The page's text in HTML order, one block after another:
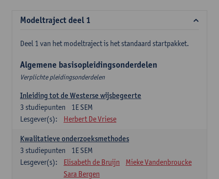
Modeltraject deel 1
Deel 1 van het modeltraject is het standaard startpakket.
Algemene basisopleidingsonderdelen
Verplichte pleidingsonderdelen
Inleiding tot de Westerse wijsbegeerte
1E SEM
3 studiepunten
Lesgever(s):
Herbert De Vriese
Kwalitatieve onderzoeksmethodes
1E SEM
3 studiepunten
Lesgever(s):
Elisabeth de Bruijn
Mieke Vandenbroucke
Sara Bergen